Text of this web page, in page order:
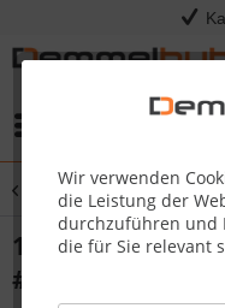
Wir verwenden
die Leistung der
durchzuführen und
die für Sie relevant
Übersicht PRO825
1/4-20 X 1/2
#N570-0024